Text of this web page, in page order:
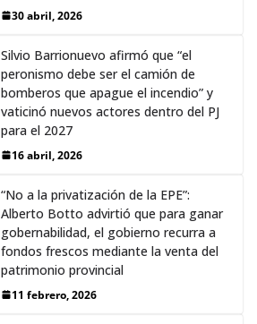
30 abril, 2026
Silvio Barrionuevo afirmó que “el
peronismo debe ser el camión de
bomberos que apague el incendio” y
vaticinó nuevos actores dentro del PJ
para el 2027
16 abril, 2026
“No a la privatización de la EPE”:
Alberto Botto advirtió que para ganar
gobernabilidad, el gobierno recurra a
fondos frescos mediante la venta del
patrimonio provincial
11 febrero, 2026